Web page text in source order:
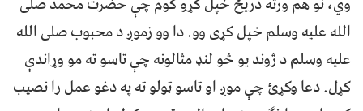
الله علیه وسلم خپل کړی وو. دا وو زموږ د محبوب صلی الله
علیه وسلم د ژوند یو څو لنډ مثالونه چې تاسو ته مو وړاندې
کړل. دعا وکړئ چې موږ او تاسو ټولو ته په دغو عمل را نصیب